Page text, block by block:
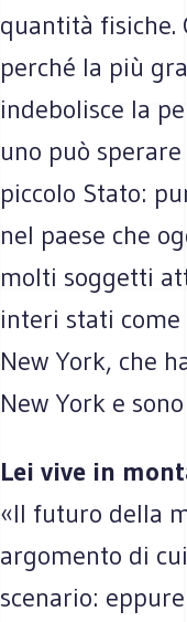
quantità fisiche.
perché la più
indebolisce la
uno può
piccolo Stato:
nel paese che
molti soggetti
interi stati
New York, che
New York e
Lei vive in
«Il futuro della
argomento di
scenario: